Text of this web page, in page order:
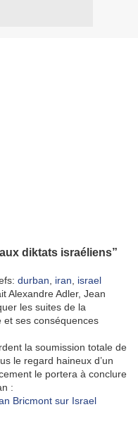
diktats israéliens”
durban iran
israel
Alexandre Adler, Jean
les suites de la
et ses conséquences
la soumission totale de
le regard haineux d’un
le portera à conclure
:
Bricmont sur Israel